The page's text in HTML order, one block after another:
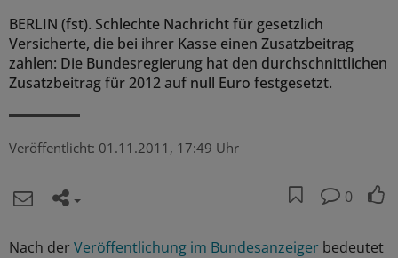
BERLIN (fst). Schlechte Nachricht für gesetzlich
Versicherte, die bei ihrer Kasse einen Zusatzbeitrag
zahlen: Die Bundesregierung hat den durchschnittlichen
Zusatzbeitrag für 2012 auf null Euro festgesetzt.
Veröffentlicht: 01.11.2011, 17:49 Uhr
0
Nach derVeröffentlichung im Bundesanzeiger bedeutet